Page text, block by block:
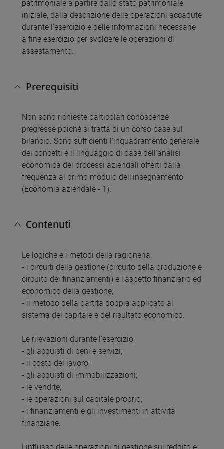
patrimoniale a partire dallo stato patrimoniale
iniziale, dalla descrizione delle operazioni accadute
durante l'esercizio e delle informazioni necessarie
a fine esercizio per svolgere le operazioni di
assestamento.
Prerequisiti
Non sono richieste particolari conoscenze
pregresse poiché si tratta di un corso base sul
bilancio. Sono sufficienti l'inquadramento generale
dei concetti e il linguaggio di base dell'analisi
economica dei processi aziendali offerti dalla
frequenza al primo modulo dell'insegnamento
(Economia aziendale - 1).
Contenuti
Le logiche e i metodi della ragioneria:
- i circuiti della gestione (circuito della produzione e
circuito dei finanziamenti) e l'aspetto finanziario ed
economico della gestione;
- il metodo della partita doppia applicato al
sistema del capitale e del risultato economico.
Le rilevazioni durante l'esercizio:
- gli acquisti di beni e servizi;
- il costo del lavoro;
- gli acquisti di immobilizzazioni;
- le vendite;
- le operazioni sul capitale proprio;
- i finanziamenti e gli investimenti in attività
finanziarie.